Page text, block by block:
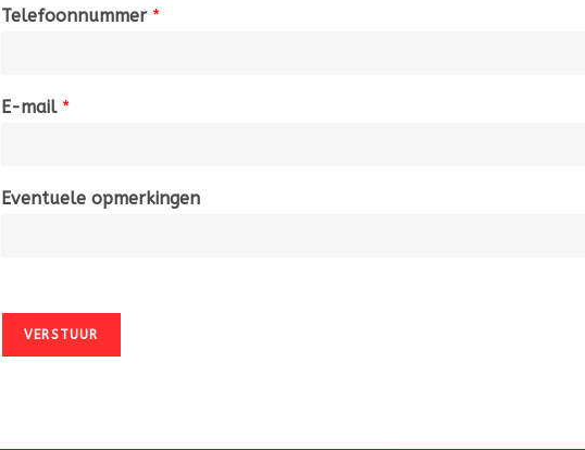
Telefoonnummer *
E-mail *
Eventuele opmerkingen
VERSTUUR